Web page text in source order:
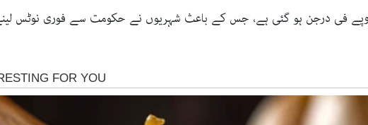
میں فارمی انڈوں کی قیمت بھی بڑھ کر 238 روپے فی درجن ہو گئی ہے، جس کے باعث شہریوں نے حکومت سے